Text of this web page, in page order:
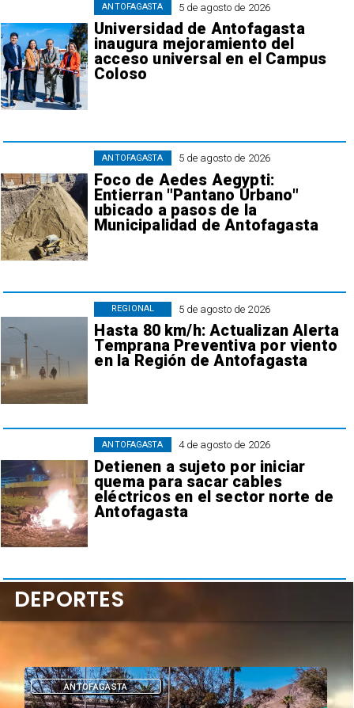
5 de agosto de 2026
Universidad de Antofagasta
inaugura mejoramiento del
acceso universal en el Campus
Coloso
ANTOFAGASTA
5 de agosto de 2026
Foco de Aedes Aegypti:
Entierran "Pantano Urbano"
ubicado a pasos de la
Municipalidad de Antofagasta
ANTOFAGASTA
5 de agosto de 2026
Hasta 80 km/h: Actualizan Alerta
Temprana Preventiva por viento
en la Región de Antofagasta
REGIONAL
4 de agosto de 2026
Detienen a sujeto por iniciar
quema para sacar cables
eléctricos en el sector norte de
Antofagasta
ANTOFAGASTA
DEPORTES
DEPORTES